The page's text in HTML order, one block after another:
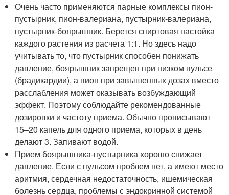
Очень часто применяются парные комплексы пион-
пустырник, пион-валериана, пустырник-валериана,
пустырник-боярышник. Берется спиртовая настойка
каждого растения из расчета 1:1. Но здесь надо
учитывать то, что пустырник способен понижать
давление, боярышник запрещен при низком пульсе
(брадикардии), а пион при завышенных дозах вместо
расслабления может оказывать возбуждающий
эффект. Поэтому соблюдайте рекомендованные
дозировки и частоту приема. Обычно прописывают
15–20 капель для одного приема, которых в день
делают 3. Запивают водой.
Прием боярышника-пустырника хорошо снижает
давление. Если с пульсом проблем нет, а имеют место
аритмия, сердечная недостаточность, ишемическая
болезнь сердца, проблемы с эндокринной системой